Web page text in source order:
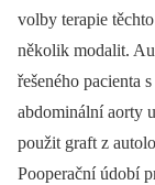
volby terapie
několik modalit.
řešeného pacienta
abdominální aorty
použit graft z
Pooperační údobí